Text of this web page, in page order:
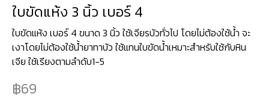
ใบขัดแห้ง 3 นิ้ว เบอร์ 4
ใบขัดแห้ง เบอร์ 4 ขนาด 3 นิ้ว ใช้เจียรบัวทั่วไป โดยไม่ต้องใช้น้ำ จะ
เงาโดยไม่ต้องใช้น้ำยาทาบัว ใช้แทนใบขัดน้ำเหมาะสำหรับใช้กับหิน
เจีย ใช้เรียงตามลำดับ1-5
69